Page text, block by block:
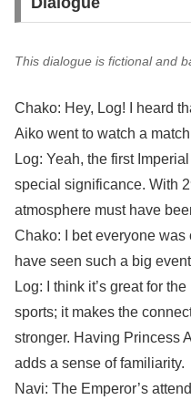
This dialogue is fictional and
Chako: Hey, Log! I heard
Aiko went to watch a
Log: Yeah, the first
special significance. With
atmosphere must have
Chako: I bet everyone
have seen such a big
Log: I think it’s great for
sports; it makes the
stronger. Having Princess
adds a sense of familiarity.
Navi: The Emperor’s